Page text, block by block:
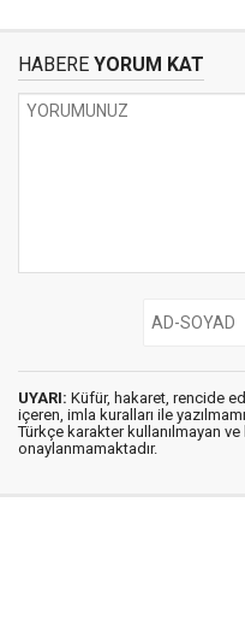
HABERE YORUM KAT
UYARI: Küfür, hakaret, rencide
içeren, imla kuralları ile
Türkçe karakter kullanılmayan
onaylanmamaktadır.